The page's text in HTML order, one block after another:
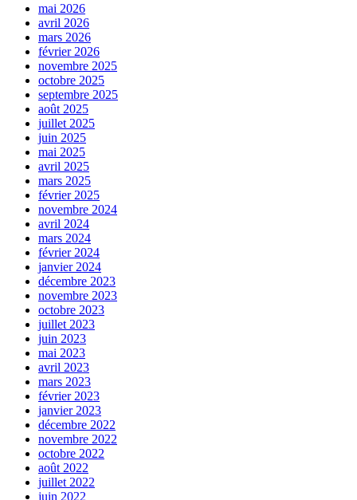
mai 2026
avril 2026
mars 2026
février 2026
novembre 2025
octobre 2025
septembre 2025
août 2025
juillet 2025
juin 2025
mai 2025
avril 2025
mars 2025
février 2025
novembre 2024
avril 2024
mars 2024
février 2024
janvier 2024
décembre 2023
novembre 2023
octobre 2023
juillet 2023
juin 2023
mai 2023
avril 2023
mars 2023
février 2023
janvier 2023
décembre 2022
novembre 2022
octobre 2022
août 2022
juillet 2022
juin 2022